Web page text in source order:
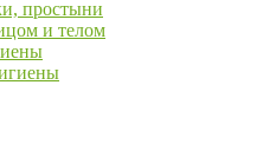
простыни
и телом